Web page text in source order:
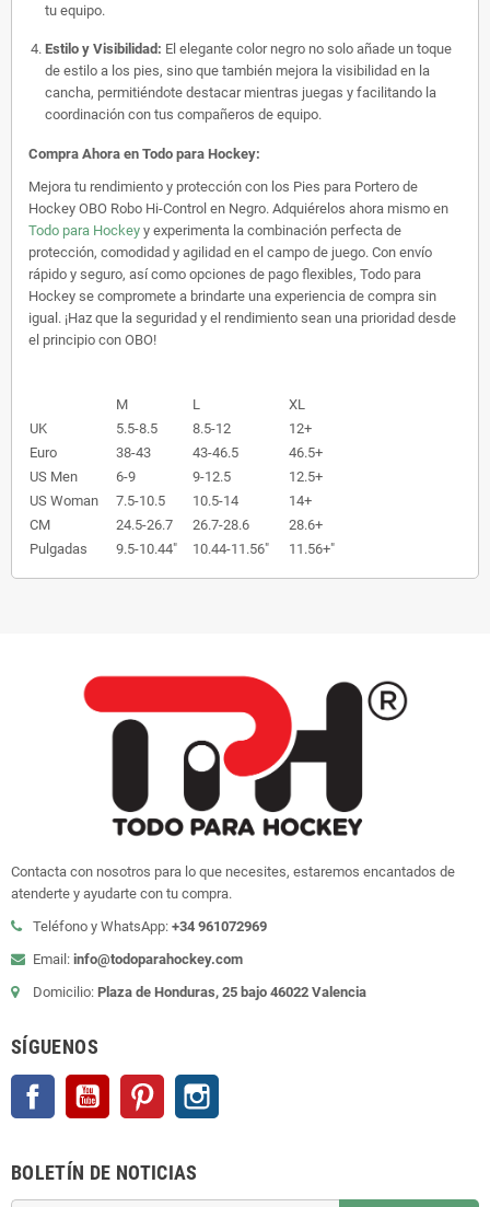
tu equipo.
Estilo y Visibilidad: El elegante color negro no solo añade un toque
de estilo a los pies, sino que también mejora la visibilidad en la
cancha, permitiéndote destacar mientras juegas y facilitando la
coordinación con tus compañeros de equipo.
Compra Ahora en Todo para Hockey:
Mejora tu rendimiento y protección con los Pies para Portero de
Hockey OBO Robo Hi-Control en Negro. Adquiérelos ahora mismo en
Todo para Hockey y experimenta la combinación perfecta de
protección, comodidad y agilidad en el campo de juego. Con envío
rápido y seguro, así como opciones de pago flexibles, Todo para
Hockey se compromete a brindarte una experiencia de compra sin
igual. ¡Haz que la seguridad y el rendimiento sean una prioridad desde
el principio con OBO!
M L
XL
UK
5.5-8.5 8.5-12
12+
Euro
38-43 43-46.5
46.5+
US Men
6-9 9-12.5
12.5+
US Woman
7.5-10.5 10.5-14
14+
CM
24.5-26.7 26.7-28.6
28.6+
Pulgadas
9.5-10.44" 10.44-11.56" 11.56+"
Contacta con nosotros para lo que necesites, estaremos encantados de
atenderte y ayudarte con tu compra.
Teléfono y WhatsApp: +34 961072969
Email: info@todoparahockey.com
Domicilio: Plaza de Honduras, 25 bajo 46022 Valencia
SÍGUENOS
Facebook YouTube Pinterest
BOLETÍN DE NOTICIAS